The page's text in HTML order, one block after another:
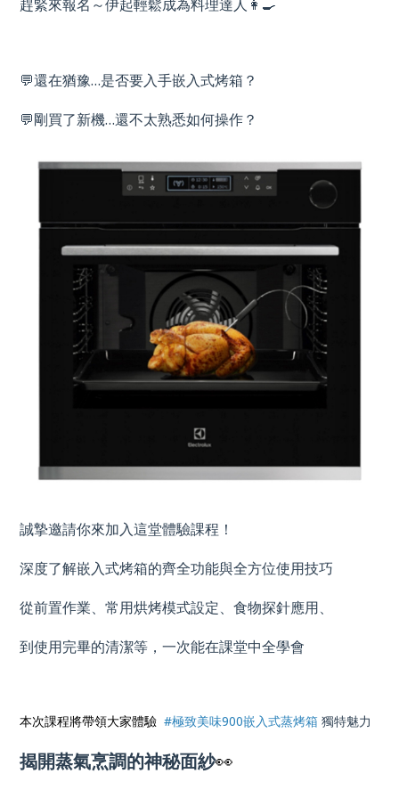
趕緊來報名～伊起輕鬆成為料理達人👩‍🍳
💬還在猶豫…是否要入手嵌入式烤箱？
💬剛買了新機…還不太熟悉如何操作？
誠摯邀請你來加入這堂體驗課程！
深度了解嵌入式烤箱的齊全功能與全方位使用技巧
從前置作業、常用烘烤模式設定、食物探針應用、
到使用完畢的清潔等，一次能在課堂中全學會
本次課程將帶領大家體驗 #極致美味900嵌入式蒸烤箱獨特魅力
揭開蒸氣烹調的神秘面紗👀